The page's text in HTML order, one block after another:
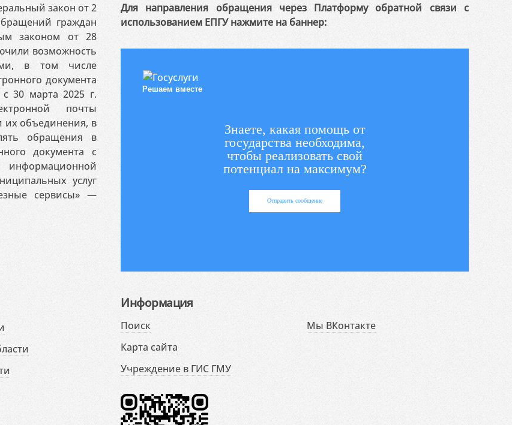
закон от 2
граждан
законом от 28
возможность
в том числе
документа
30 марта 2025 г.
почты
их объединения, в
обращения в
документа с
информационной
услуг
сервисы» —
Для направления обращения через Платформу обратной связи с
использованием ЕПГУ нажмите на баннер:
Решаем вместе
Знаете, какая помощь от
государства необходима,
чтобы реализовать свой
потенциал на максимум?
Отправить сообщение
Информация
Поиск
Карта сайта
Учреждение в ГИС ГМУ
Мы ВКонтакте